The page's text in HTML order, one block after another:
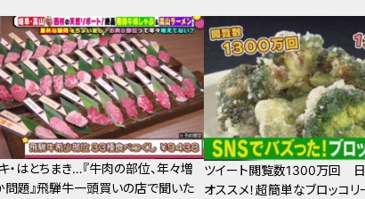
・はとちまき…『牛肉の部位、年々増
問題』飛騨牛一頭買いの店で聞いた
ツイート閲覧数1300万回
オススメ！超簡単なブロッコ